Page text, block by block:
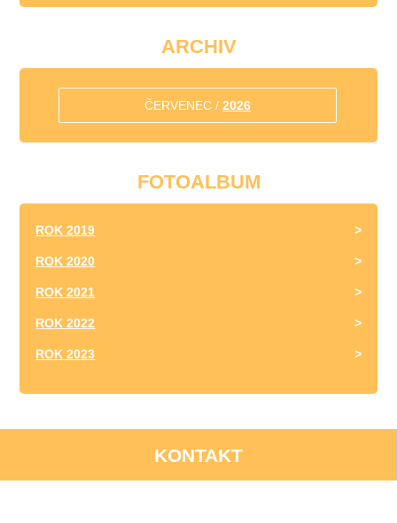
ARCHIV
ČERVENEC /2026
FOTOALBUM
ROK 2019
ROK 2020
ROK 2021
ROK 2022
ROK 2023
KONTAKT